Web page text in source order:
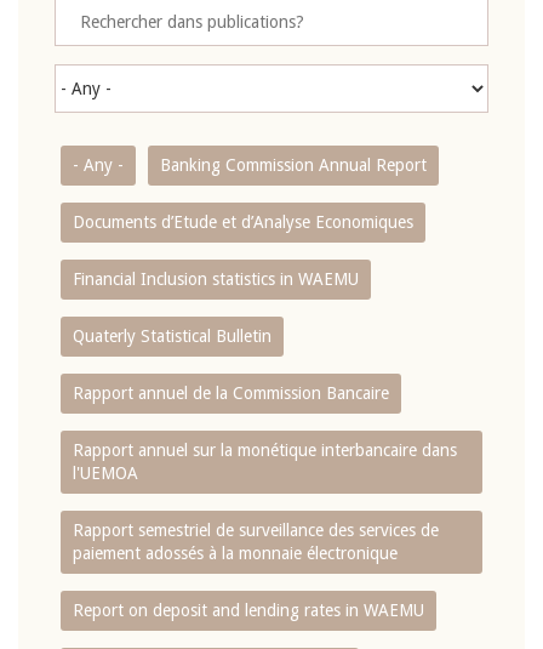
- Any - Banking Commission Annual Report
Documents d’Etude et d’Analyse Economiques
Financial Inclusion statistics in WAEMU
Quaterly Statistical Bulletin
Rapport annuel de la Commission Bancaire
Rapport annuel sur la monétique interbancaire dans
l'UEMOA
Rapport semestriel de surveillance des services de
paiement adossés à la monnaie électronique
Report on deposit and lending rates in WAEMU